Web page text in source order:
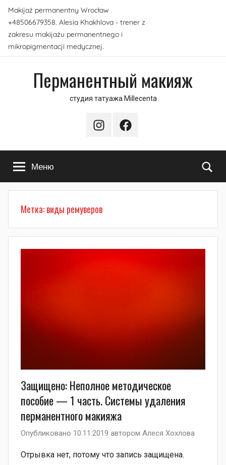
Перейти
содержимому
Makijaż permanentny Wrocław
+48506679358. Alesia Khakhlova - trener z
zakresu makijażu permanentnego i
mikropigmentacji medycznej.
Перманентный макияж
студия татуажа Millecenta
InstagramFacebook
Меню
Метка:виды ремуверов
Защищено: Неполное методическое
пособие — 1 часть. Системы удаления
перманентного макияжа
Опубликовано 10.11.2019 автором Алеся Хохлова
Отрывка нет, потому что запись защищена.